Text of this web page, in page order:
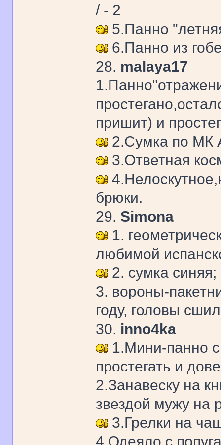
/ - 2
5.Панно
6.Панно из
28. malaya17
пришит) и
2.Сумка по МК
3.Ответная
брюки.
29. Simona
1.
любимой
2. сумка синяя;
3. вороны-
году, головы
30. inno4ka
1.Мини-панно с
простегать и
2.Занавеску на
звездой мужу на
3.Грелки на
4.Одеяло с